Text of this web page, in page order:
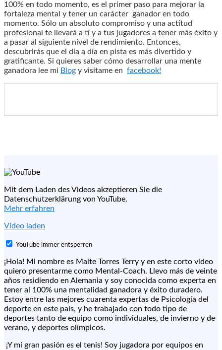
100% en todo momento, es el primer paso para mejorar la
fortaleza mental y tener un carácter ganador en todo
momento. Sólo un absoluto compromiso y una actitud
profesional te llevará a tí y a tus jugadores a tener más éxito y
a pasar al siguiente nivel de rendimiento. Entonces,
descubrirás que el día a día en pista es más divertido y
gratificante. Si quieres saber cómo desarrollar una mente
ganadora lee mi Blog y visítame en facebook!
Mit dem Laden des Videos akzeptieren Sie die
Datenschutzerklärung von YouTube.
Mehr erfahren
Video laden
YouTube immer entsperren
¡Hola! Mi nombre es Maite Torres Terry y en este corto video
quiero presentarme como Mental-Coach. Llevo más de veinte
años residiendo en Alemania y soy conocida como experta en
tener al 100% una mentalidad ganadora y éxito duradero.
Estoy entre las mejores cuarenta expertas de Psicología del
deporte en este país, y he trabajado con todo tipo de
deportes tanto de equipo como individuales, de invierno y de
verano, y deportes olímpicos.
¡Y mi gran pasión es el tenis! Soy jugadora por equipos en